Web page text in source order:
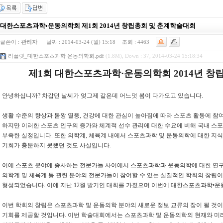
대한스포츠과학•운동의학회 제1회 2014년 창립총회 및 춘계학술대회
글쓴이 : 관리자 날짜 : 2014-03-24 (월) 15:18 조회 : 4463
리플렛_대한스포츠과학 운동의학회.pdf (1.8M), Down : 37, 2014-03-24 15:18:34
제 1회 대한스포츠과학·운동의학회 2014년 창
안녕하십니까? 차갑던 날씨가 엊그제 같은데 어느덧 봄이 다가오고 있습니다.
생활 수준의 향상과 몸짱 열풍, 건강에 대한 관심이 높아짐에 따라 스포츠 활동에 참
하지만 이러한 스포츠 인구의 증가와 체계적 선수 관리에 대한 수요에 비해 국내 스
부족한 실정입니다. 또한 의학계 , 체육계 내에서 스포츠과학 및 운동의학에 대한 지
기회가 충분하지 못했던 것도 사실입니다.
이에 스포츠 분야에 종사하는 전문가들 사이에서 스포츠과학과 운동의학에 대한 연
의학계 및 체육계 등 관련 분야의 전문가들이 참여할 수 있는 실질적인 학회의 창립
형성되었습니다. 이에 지난 12월 발기인 대회를 가졌으며 이번에 대한스포츠과학•
이번 학회의 창립은 스포츠과학 및 운동의학 분야의 새로운 정보 교류의 장이 될 것
기회를 제공할 것입니다. 이번 학술대회에서는 스포츠과학 및 운동의학의 현재와 미